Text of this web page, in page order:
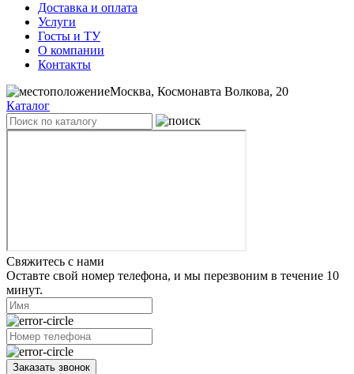
Доставка и оплата
Услуги
Госты и ТУ
О компании
Контакты
Москва, Космонавта Волкова, 20
Каталог
Свяжитесь с нами
Оставте свой номер телефона, и мы перезвоним в течение 10
минут.
Заказать звонок